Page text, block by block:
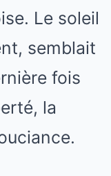
Le soleil
semblait
fois
la